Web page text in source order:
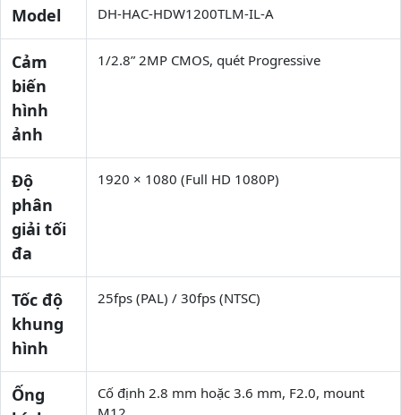
Model DH-HAC-HDW1200TLM-IL-A
Cảm
biến
hình
ảnh
1/2.8” 2MP CMOS, quét Progressive
Độ
phân
giải tối
đa
1920 × 1080 (Full HD 1080P)
Tốc độ
khung
hình
25fps (PAL) / 30fps (NTSC)
Ống
Cố định 2.8 mm hoặc 3.6 mm, F2.0, mount